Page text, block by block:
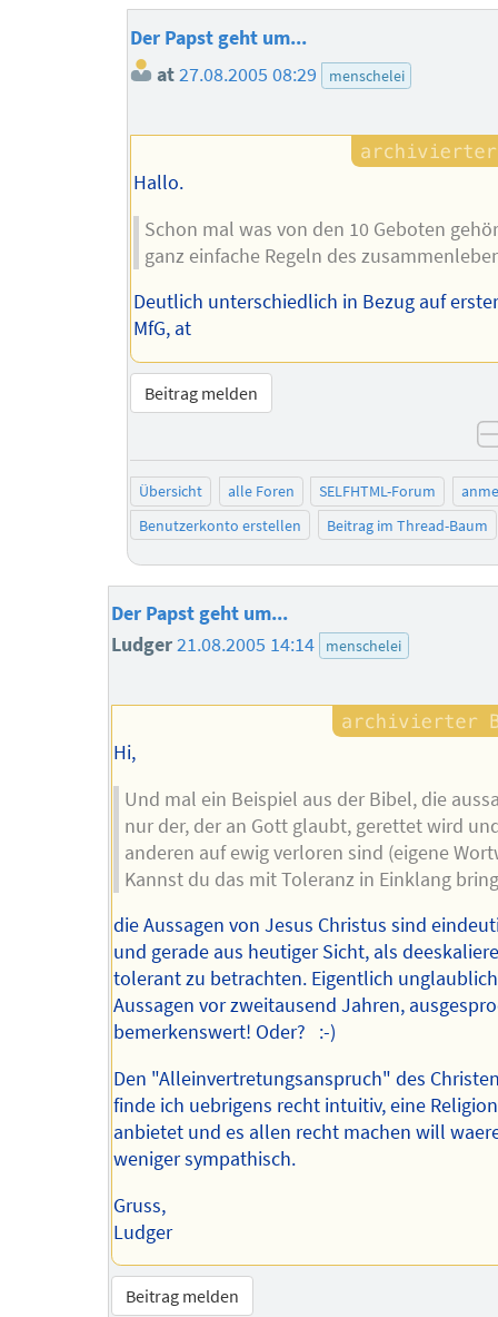
Der Papst geht um...
at27.08.2005 08:29 menschelei
Hallo.
Schon mal was von den 10 Geboten
ganz einfache Regeln des
Deutlich unterschiedlich in Bezug auf
MfG, at
Beitrag melden
Übersicht alle Foren SELFHTML-Forum
Benutzerkonto erstellen
Beitrag im Thread-Baum
Der Papst geht um...
Ludger21.08.2005 14:14 menschelei
Hi,
Und mal ein Beispiel aus der Bibel, die
nur der, der an Gott glaubt, gerettet wird
anderen auf ewig verloren sind (eigene
Kannst du das mit Toleranz in Einklang
die Aussagen von Jesus Christus sind
und gerade aus heutiger Sicht, als
tolerant zu betrachten. Eigentlich
Aussagen vor zweitausend Jahren,
bemerkenswert! Oder? :-)
Den "Alleinvertretungsanspruch" des
finde ich uebrigens recht intuitiv, eine
anbietet und es allen recht machen will
weniger sympathisch.
Gruss,
Ludger
Beitrag melden